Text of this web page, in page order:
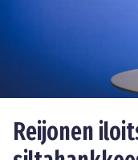
Reijonen